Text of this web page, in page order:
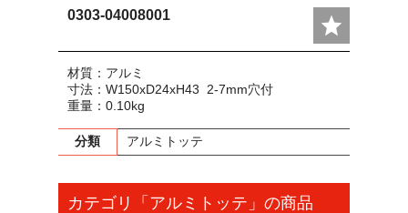
0303-04008001
材質：アルミ
寸法：W150xD24xH43 2-7mm穴付
重量：0.10kg
分類 アルミトッテ
カテゴリ「アルミトッテ」の商品